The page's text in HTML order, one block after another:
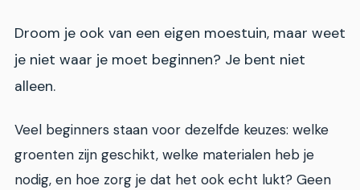
Droom je ook van een eigen moestuin, maar weet
je niet waar je moet beginnen? Je bent niet
alleen.
Veel beginners staan voor dezelfde keuzes: welke
groenten zijn geschikt, welke materialen heb je
nodig, en hoe zorg je dat het ook echt lukt? Geen